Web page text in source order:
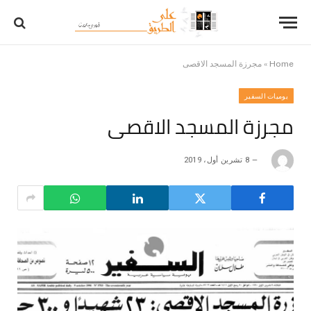
Home
» مجرزة المسجد الاقصى
يوميات السفير
مجرزة المسجد الاقصى
8 تشرين أول، 2019